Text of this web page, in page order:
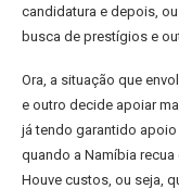
candidatura e depois,
busca de prestígios e
Ora, a situação que
e outro decide apoiar
já tendo garantido apoio
quando a Namíbia
Houve custos, ou seja,